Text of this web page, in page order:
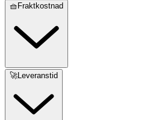
🧺Fraktkostnad
🚀Leveranstid